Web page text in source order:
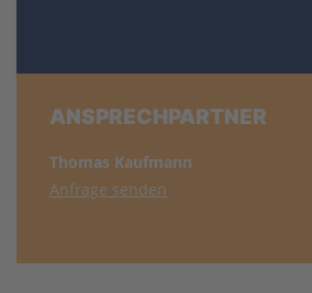
ANSPRECHPARTNER
Thomas Kaufmann
Anfrage senden